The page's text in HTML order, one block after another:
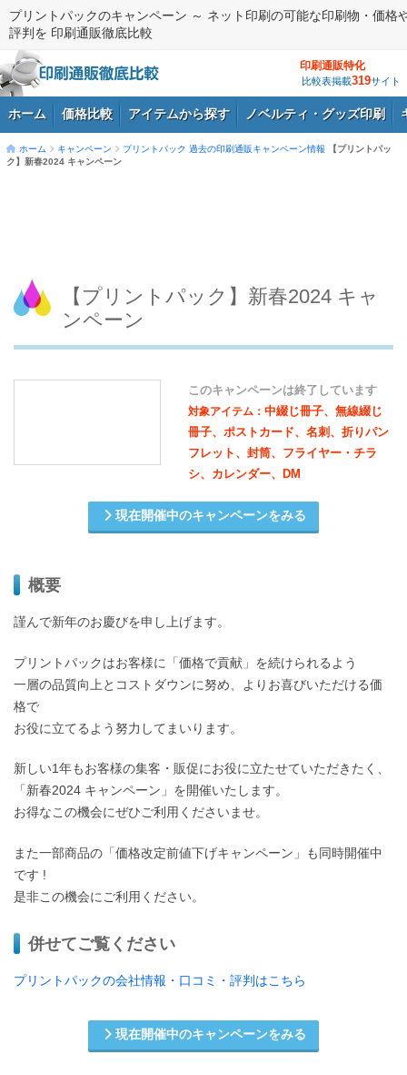
プリントパックのキャンペーン ～ ネット印刷の可能な印刷物・価格
評判を 印刷通販徹底比較
印刷通販特化
比較表掲載319サイト
ホーム 価格比較 アイテムから探す ノベルティ・グッズ印刷
ホーム キャンペーン プリントパック 過去の印刷通販キャンペーン情報
【プリントパッ
ク】新春2024 キャンペーン
【プリントパック】新春2024 キャ
ンペーン
このキャンペーンは終了しています
対象アイテム： 中綴じ冊子、無線綴じ
冊子、ポストカード、名刺、折りパン
フレット、封筒、フライヤー・チラ
シ、カレンダー、DM
現在開催中のキャンペーンをみる
概要
謹んで新年のお慶びを申し上げます。
プリントパックはお客様に「価格で貢献」を続けられるよう
一層の品質向上とコストダウンに努め、よりお喜びいただける価
格で
お役に立てるよう努力してまいります。
新しい1年もお客様の集客・販促にお役に立たせていただきたく、
「新春2024 キャンペーン」を開催いたします。
お得なこの機会にぜひご利用くださいませ。
また一部商品の「価格改定前値下げキャンペーン」も同時開催中
です !
是非この機会にご利用ください。
併せてご覧ください
プリントパックの会社情報・口コミ・評判はこちら
現在開催中のキャンペーンをみる